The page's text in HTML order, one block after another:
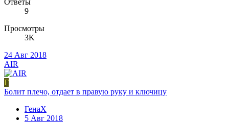
9
Просмотры
3K
24 Авг 2018
AIR
Г
Болит плечо, отдает в правую руку и ключицу
ГенаХ
5 Авг 2018